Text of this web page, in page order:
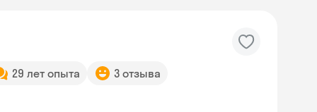
29 лет опыта 3 отзыва